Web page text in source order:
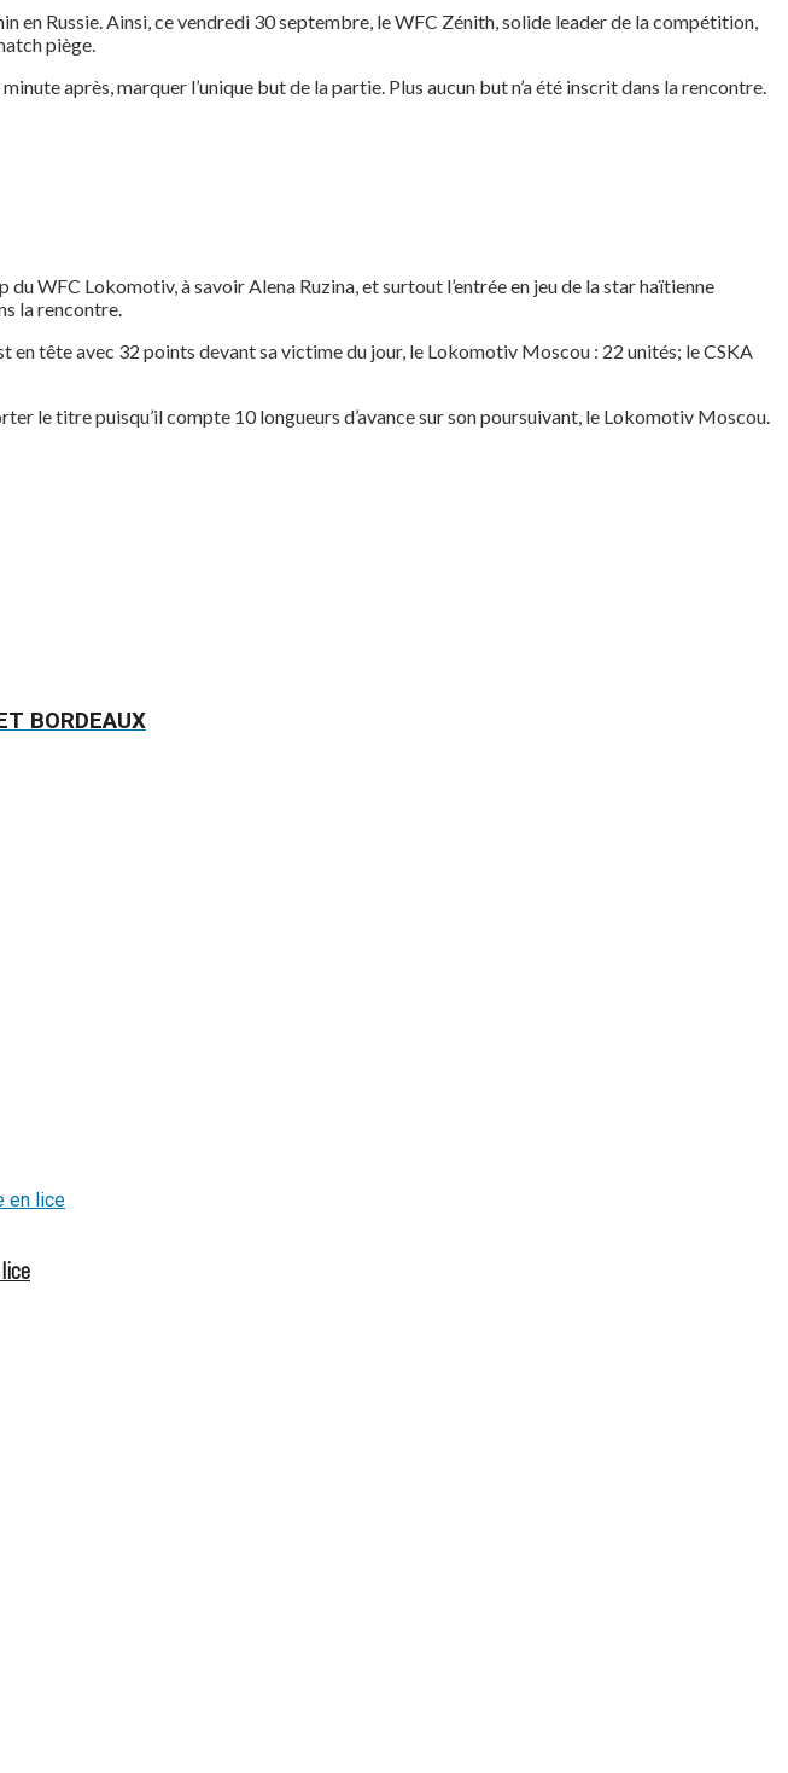
Russie. Ainsi, ce vendredi 30 septembre, le WFC Zénith, solide leader de la compétition,
piège.
après, marquer l’unique but de la partie. Plus aucun but n’a été inscrit dans la rencontre.
WFC Lokomotiv, à savoir Alena Ruzina, et surtout l’entrée en jeu de la star haïtienne
la rencontre.
tête avec 32 points devant sa victime du jour, le Lokomotiv Moscou : 22 unités; le CSKA
le titre puisqu’il compte 10 longueurs d’avance sur son poursuivant, le Lokomotiv Moscou.
BORDEAUX